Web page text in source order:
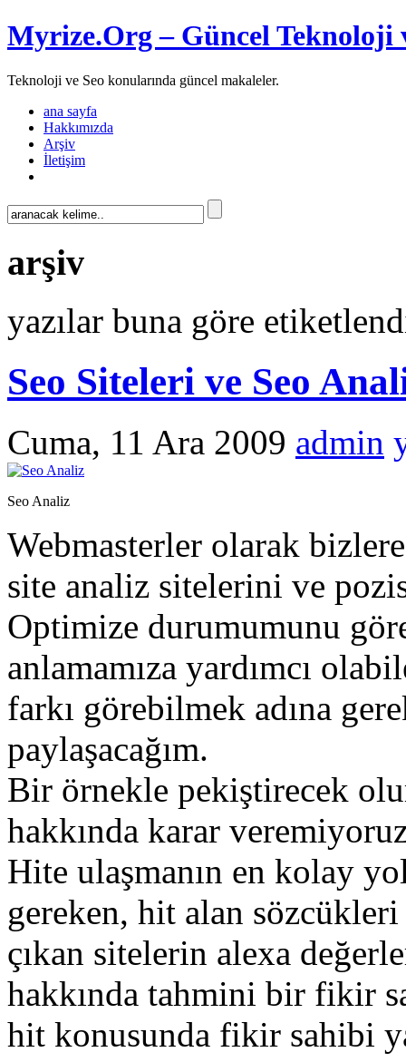
Myrize.Org – Güncel Teknoloji
Teknoloji ve Seo konularında güncel makaleler.
ana sayfa
Hakkımızda
Arşiv
İletişim
arşiv
yazılar buna göre
Seo Siteleri ve Seo
Cuma, 11 Ara 2009 admin
Seo Analiz
Webmasterler olarak
site analiz sitelerini ve
Optimize durumumunu
anlamamıza yardımcı
farkı görebilmek adına
paylaşacağım.
Bir örnekle pekiştirecek
hakkında karar
Hite ulaşmanın en kolay
gereken, hit alan
çıkan sitelerin alexa
hakkında tahmini bir fikir
hit konusunda fikir sahibi